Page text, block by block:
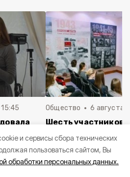
и сервисы сбора технических
пользоваться сайтом, Вы
обработки персональных данных.
Общество 6 августа ,
Шесть участников
финалистами
Всероссийского
школьных музеев